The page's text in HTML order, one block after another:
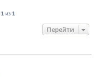
1 из 1
Перейти